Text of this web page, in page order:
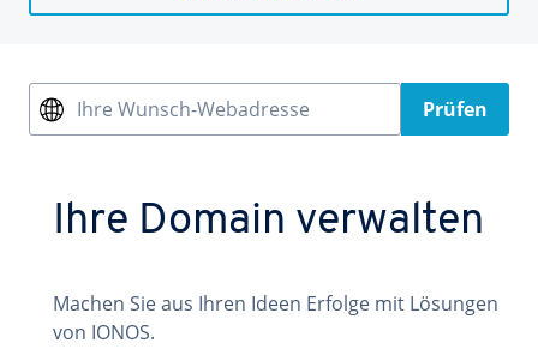
Ihre Wunsch-Webadresse Prüfen
Ihre Domain verwalten
Machen Sie aus Ihren Ideen Erfolge mit Lösungen
von IONOS.